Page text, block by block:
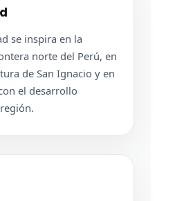
se inspira en la
norte del Perú, en
de San Ignacio y en
el desarrollo